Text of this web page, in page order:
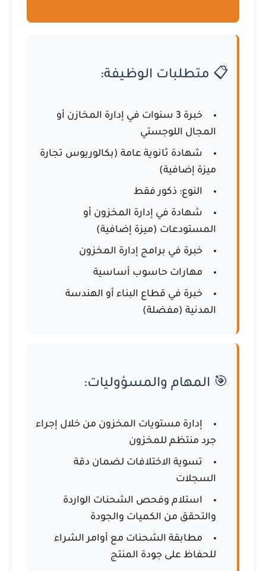
📋 متطلبات الوظيفة:
خبرة 3 سنوات في إدارة المخازن أو
المجال اللوجستي
شهادة ثانوية عامة (بكالوريوس تجارة
ميزة إضافية)
النوع: ذكور فقط
شهادة في إدارة المخزون أو
المستودعات (ميزة إضافية)
خبرة في برامج إدارة المخزون
مهارات حاسوب أساسية
خبرة في قطاع البناء أو الهندسة
المدنية (مفضلة)
🎯 المهام والمسؤوليات:
إدارة مستويات المخزون من خلال إجراء
جرد منتظم للمخزون
تسوية الاختلافات لضمان دقة
السجلات
استلام وفحص الشحنات الواردة
والتحقق من الكميات والجودة
مطابقة الشحنات مع أوامر الشراء
للحفاظ على جودة المنتج